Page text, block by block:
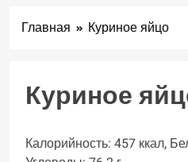
Главная Куриное яйцо
Куриное
Калорийность: 457 ккал,